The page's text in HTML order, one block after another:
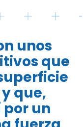
unos
que
que,
por un